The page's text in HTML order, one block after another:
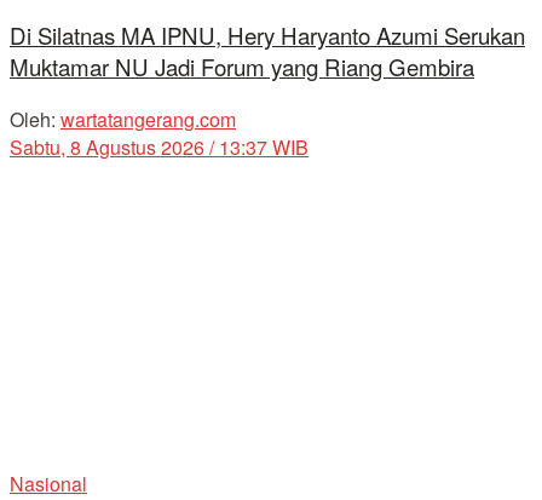
Di Silatnas MA IPNU, Hery Haryanto Azumi Serukan
Muktamar NU Jadi Forum yang Riang Gembira
Oleh: wartatangerang.com
Sabtu, 8 Agustus 2026 / 13:37 WIB
Nasional